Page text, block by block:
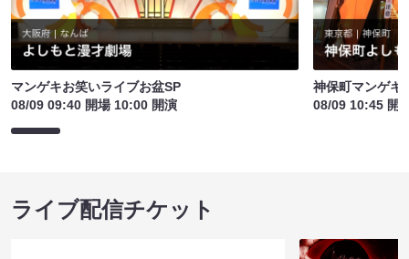
マンゲキお笑いライブお盆SP
08/09 09:40 開場 10:00 開演
神保町マンゲキ
08/09 10:45 開
ライブ配信チケット